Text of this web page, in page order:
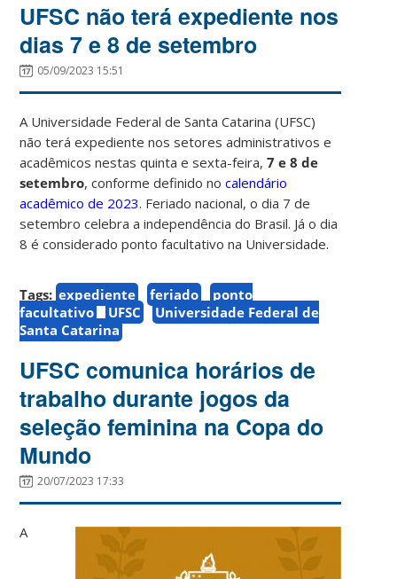
UFSC não terá expediente nos
dias 7 e 8 de setembro
05/09/2023 15:51
A Universidade Federal de Santa Catarina (UFSC)
não terá expediente nos setores administrativos e
acadêmicos nestas quinta e sexta-feira,7 e 8 de
setembro, conforme definido nocalendário
acadêmico de 2023. Feriado nacional, o dia 7 de
setembro celebra a independência do Brasil. Já o dia
8 é considerado ponto facultativo na Universidade.
Tags: expediente feriado
ponto
facultativo
UFSC
Universidade Federal de
Santa Catarina
UFSC comunica horários de
trabalho durante jogos da
seleção feminina na Copa do
Mundo
20/07/2023 17:33
A